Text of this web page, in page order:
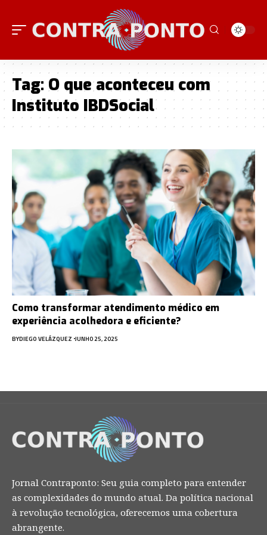
Tag: O que aconteceu com
Instituto IBDSocial
Como transformar atendimento médico em
experiência acolhedora e eficiente?
BYDIEGO VELÁZQUEZ JUNHO 25, 2025
Jornal Contraponto: Seu guia completo para entender
as complexidades do mundo atual. Da política nacional
à revolução tecnológica, oferecemos uma cobertura
abrangente.